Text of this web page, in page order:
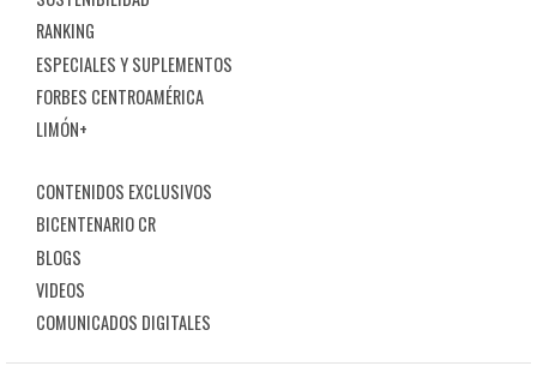
RANKING
ESPECIALES Y SUPLEMENTOS
FORBES CENTROAMÉRICA
LIMÓN+
CONTENIDOS EXCLUSIVOS
BICENTENARIO CR
BLOGS
VIDEOS
COMUNICADOS DIGITALES